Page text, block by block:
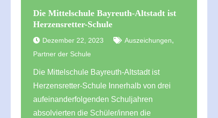
Die Mittelschule Bayreuth-Altstadt ist
Herzensretter-Schule
Dezember 22, 2023 Auszeichungen,
Partner der Schule
Die Mittelschule Bayreuth-Altstadt ist
Herzensretter-Schule Innerhalb von drei
aufeinanderfolgenden Schuljahren
absolvierten die Schüler/innen die